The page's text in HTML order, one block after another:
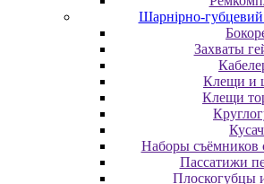
Шарнірно-губцевий
Захваты
Клещи и
Клещи
Наборы съёмников
Пассатижи
Плоскогубцы